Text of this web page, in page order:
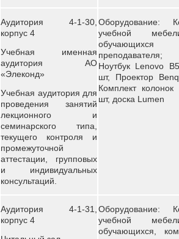
Аудитория 4-1-30,
корпус 4
Учебная именная
аудитория АО
«Элеконд»
Учебная аудитория для
проведения занятий
лекционного и
семинарского типа,
текущего контроля и
промежуточной
аттестации, групповых
и индивидуальных
консультаций.
Оборудование:
учебной
Ноутбук Lenovo
шт, Проектор
Комплект
шт, доска Lumen
Аудитория 4-1-31,
корпус 4
Оборудование:
учебной
обучающихся,